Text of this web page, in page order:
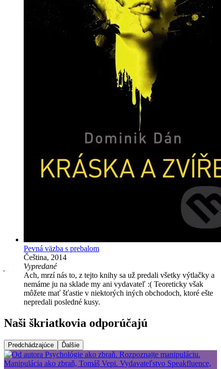
Pevná väzba s prebalom
Čeština, 2014
Vypredané
Ach, mrzí nás to, z tejto knihy sa už predali všetky výtlačky a
nemáme ju na sklade my ani vydavateľ :( Teoreticky však
môžete mať šťastie v niektorých iných obchodoch, ktoré ešte
nepredali posledné kusy.
Naši škriatkovia odporúčajú
Predchádzajúce Ďalšie